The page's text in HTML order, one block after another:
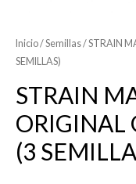
Inicio/Semillas/ STRAIN
SEMILLAS)
STRAIN
ORIGINAL
(3